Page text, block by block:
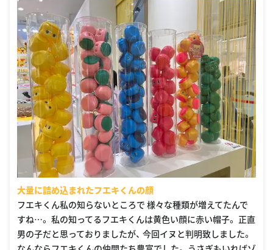
大量に詰め込まれたフエキくんの顔
フエキくん私の知らないところで 様々な種類が増えてたんで
すね…。 私の知ってるフエキくんは黄色い顔に赤い帽子。 正直
男の子だと思っておりましたが、 今回イヌと判明致しました。